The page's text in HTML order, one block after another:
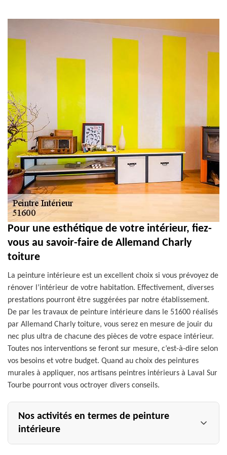
et PVC 51
Pour une esthétique de votre intérieur, fiez-
vous au savoir-faire de Allemand Charly
toiture
La peinture intérieure est un excellent choix si vous prévoyez de
rénover l’intérieur de votre habitation. Effectivement, diverses
prestations pourront être suggérées par notre établissement.
De par les travaux de peinture intérieure dans le 51600 réalisés
par Allemand Charly toiture, vous serez en mesure de jouir du
nec plus ultra de chacune des pièces de votre espace intérieur.
Toutes nos interventions se feront sur mesure, c’est-à-dire selon
vos besoins et votre budget. Quand au choix des peintures
murales à appliquer, nos artisans peintres intérieurs à Laval Sur
Tourbe pourront vous octroyer divers conseils.
Nos activités en termes de peinture
intérieure